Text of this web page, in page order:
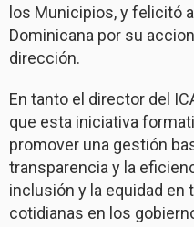
los Municipios, y felicitó
Dominicana por su
dirección.
En tanto el director del
que esta iniciativa
promover una gestión
transparencia y la
inclusión y la equidad
cotidianas en los